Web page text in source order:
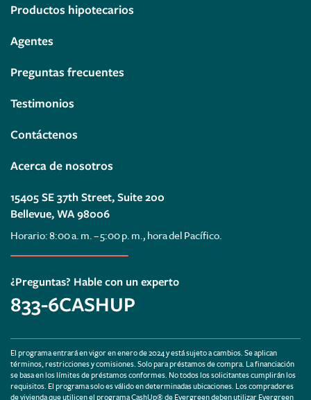
Productos hipotecarios
Agentes
Preguntas frecuentes
Testimonios
Contáctenos
Acerca de nosotros
15405 SE 37th Street, Suite 200
Bellevue, WA 98006
Horario: 8:00 a. m. – 5:00 p. m., hora del Pacífico.
¿Preguntas? Hable con un experto
833-6CASHUP
El programa entrará en vigor en enero de 2024 y está sujeto a cambios. Se aplican
términos, restricciones y comisiones. Solo para préstamos de compra. La financiación
se basa en los límites de préstamos conformes. No todos los solicitantes cumplirán los
requisitos. El programa solo es válido en determinadas ubicaciones. Los compradores
de vivienda que utilicen el programa CashUp® de Evergreen deben utilizar Evergreen